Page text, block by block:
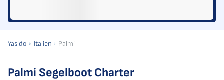
Yasido Italien Palmi
Palmi Segelboot Charter